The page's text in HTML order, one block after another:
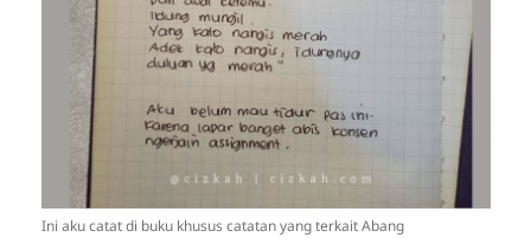
Ini aku catat di buku khusus catatan yang terkait Abang